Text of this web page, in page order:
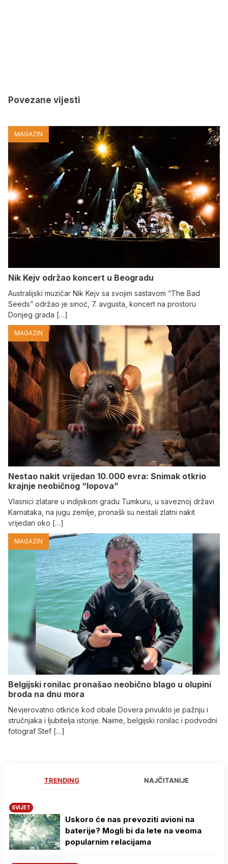
Povezane vijesti
MAGAZIN
Nik Kejv održao koncert u Beogradu
Australijski muzičar Nik Kejv sa svojim sastavom “The Bad
Seeds” održao je sinoć, 7. avgusta, koncert na prostoru
Donjeg grada […]
MAGAZIN
Nestao nakit vrijedan 10.000 evra: Snimak otkrio
krajnje neobičnog “lopova”
Vlasnici zlatare u indijskom gradu Tumkuru, u saveznoj državi
Karnataka, na jugu zemlje, pronašli su nestali zlatni nakit
vrijedan oko […]
MAGAZIN
Belgijski ronilac pronašao neobično blago u olupini
broda na dnu mora
Nevjerovatno otkriće kod obale Dovera privuklo je pažnju i
stručnjaka i ljubitelja istorije. Naime, belgijski ronilac i podvodni
fotograf Stef […]
TRENDING NAJČITANIJE
SVIJET
Uskoro će nas prevoziti avioni na
baterije? Mogli bi da lete na veoma
popularnim relacijama